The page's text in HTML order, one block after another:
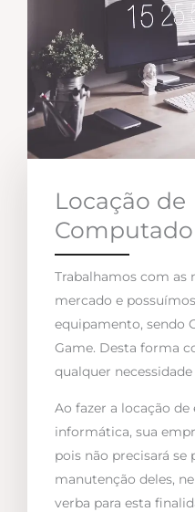
Locação de
Trabalhamos com as
mercado e
equipamento, sendo
Game. Desta forma
qualquer
Ao fazer a locação
informática, sua
pois não precisará se
manutenção deles,
verba para esta